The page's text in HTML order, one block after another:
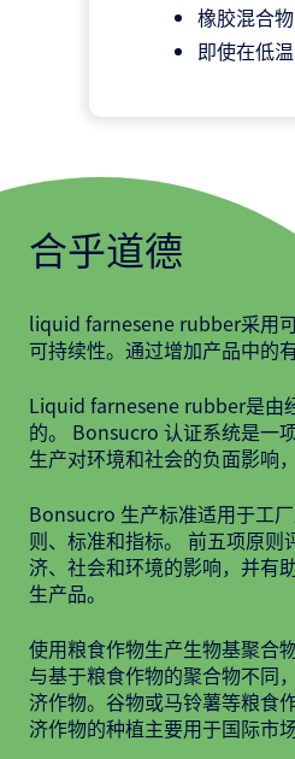
橡胶混合
即使在低
合乎道德
liquid farnesene rubber采用
可持续性。通过增加产品中的
Liquid farnesene rubber是由
的。 Bonsucro 认证系统是一
生产对环境和社会的负面影响
Bonsucro 生产标准适用于工
则、标准和指标。 前五项原
济、社会和环境的影响，并有
生产品。
使用粮食作物生产生物基聚
与基于粮食作物的聚合物不同
济作物。谷物或马铃薯等粮食
济作物的种植主要用于国际市